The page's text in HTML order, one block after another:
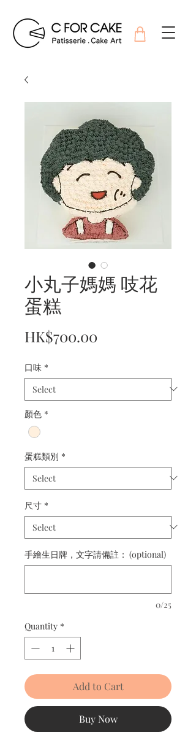
小丸子媽媽 吱花
蛋糕
HK$700.00
口味 *
顏色 *
蛋糕類別 *
尺寸 *
手繪生日牌，文字請備註： (optional)
0/25
Quantity *
Add to Cart
Buy Now